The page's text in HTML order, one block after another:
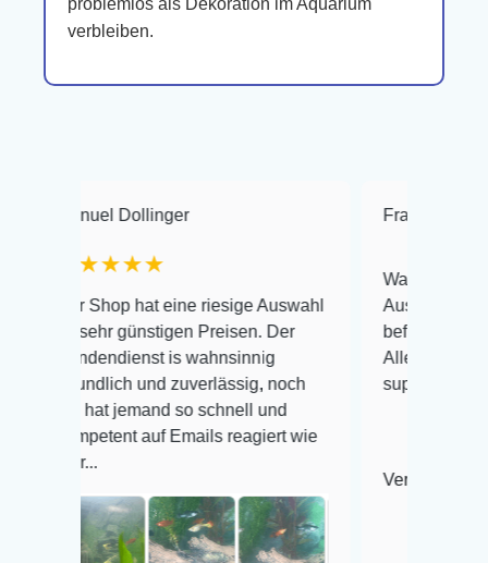
problemlos als Dekoration im Aquarium
verbleiben.
Dollinger
hat eine riesige Auswahl
günstigen Preisen. Der
is wahnsinnig
und zuverlässig, noch
jemand so schnell und
auf Emails reagiert wie
Frank Hackmayer
Warenanlieferung Top
Auswahl plus
befinden der Fische
Alles ist quick lebendig
super Zustand. Gerne
Veröffentlicht auf Google